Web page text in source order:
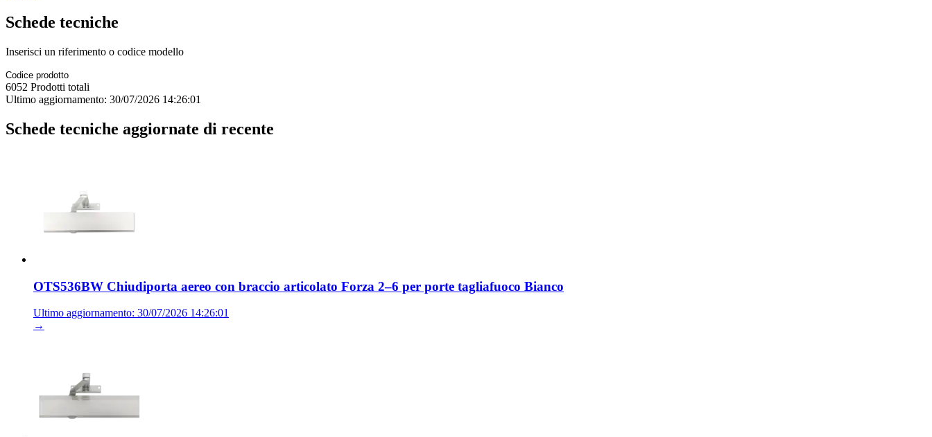
Schede tecniche
Inserisci un riferimento o codice modello
6052 Prodotti totali
Ultimo aggiornamento: 30/07/2026 14:26:01
Schede tecniche aggiornate di recente
OTS536BW Chiudiporta aereo con braccio articolato Forza 2–6 per porte tagliafuoco Bianco
Ultimo aggiornamento: 30/07/2026 14:26:01
→